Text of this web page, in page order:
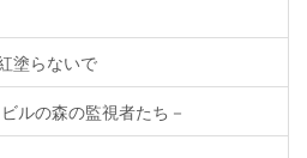
塗らないで
ルの森の監視者たち－